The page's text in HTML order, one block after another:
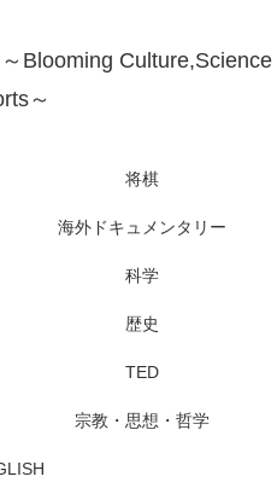
Blooming Culture,Science
～
将棋
海外ドキュメンタリー
科学
歴史
TED
宗教・思想・哲学